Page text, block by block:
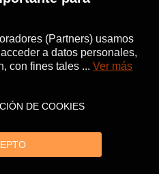
(Partners) usamos
a datos personales,
con fines tales ... Ver más
DE COOKIES